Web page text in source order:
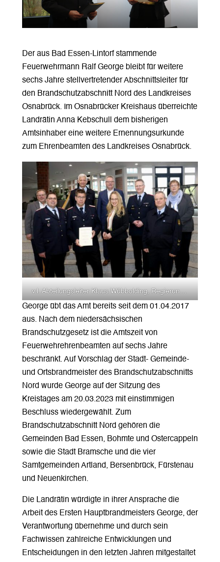
Der aus Bad Essen-Lintorf stammende
Feuerwehrmann Ralf George bleibt für weitere
sechs Jahre stellvertretender Abschnittsleiter für
den Brandschutzabschnitt Nord des Landkreises
Osnabrück. Im Osnabrücker Kreishaus überreichte
Landrätin Anna Kebschull dem bisherigen
Amtsinhaber eine weitere Ernennungsurkunde
zum Ehrenbeamten des Landkreises Osnabrück.
v.l. Abteilungsleiter Klaus Wübbolding, Regierungsbrandmeister Matthias Röttger, Ralf George, Kreisbrandmeister Cornelis van de Water, Kreisrat Dr. Winfried Wilkens, Landrätin Anna Kebschull, Brandabschnittsleiter Süd Ludger Flohre, Brandabschnittsleiter Nord Herbert Kempe und Monika Wehmeyer von der Kreisverwaltung.
George übt das Amt bereits seit dem 01.04.2017
aus. Nach dem niedersächsischen
Brandschutzgesetz ist die Amtszeit von
Feuerwehrehrenbeamten auf sechs Jahre
beschränkt. Auf Vorschlag der Stadt- Gemeinde-
und Ortsbrandmeister des Brandschutzabschnitts
Nord wurde George auf der Sitzung des
Kreistages am 20.03.2023 mit einstimmigen
Beschluss wiedergewählt. Zum
Brandschutzabschnitt Nord gehören die
Gemeinden Bad Essen, Bohmte und Ostercappeln
sowie die Stadt Bramsche und die vier
Samtgemeinden Artland, Bersenbrück, Fürstenau
und Neuenkirchen.
Die Landrätin würdigte in ihrer Ansprache die
Arbeit des Ersten Hauptbrandmeisters George, der
Verantwortung übernehme und durch sein
Fachwissen zahlreiche Entwicklungen und
Entscheidungen in den letzten Jahren mitgestaltet